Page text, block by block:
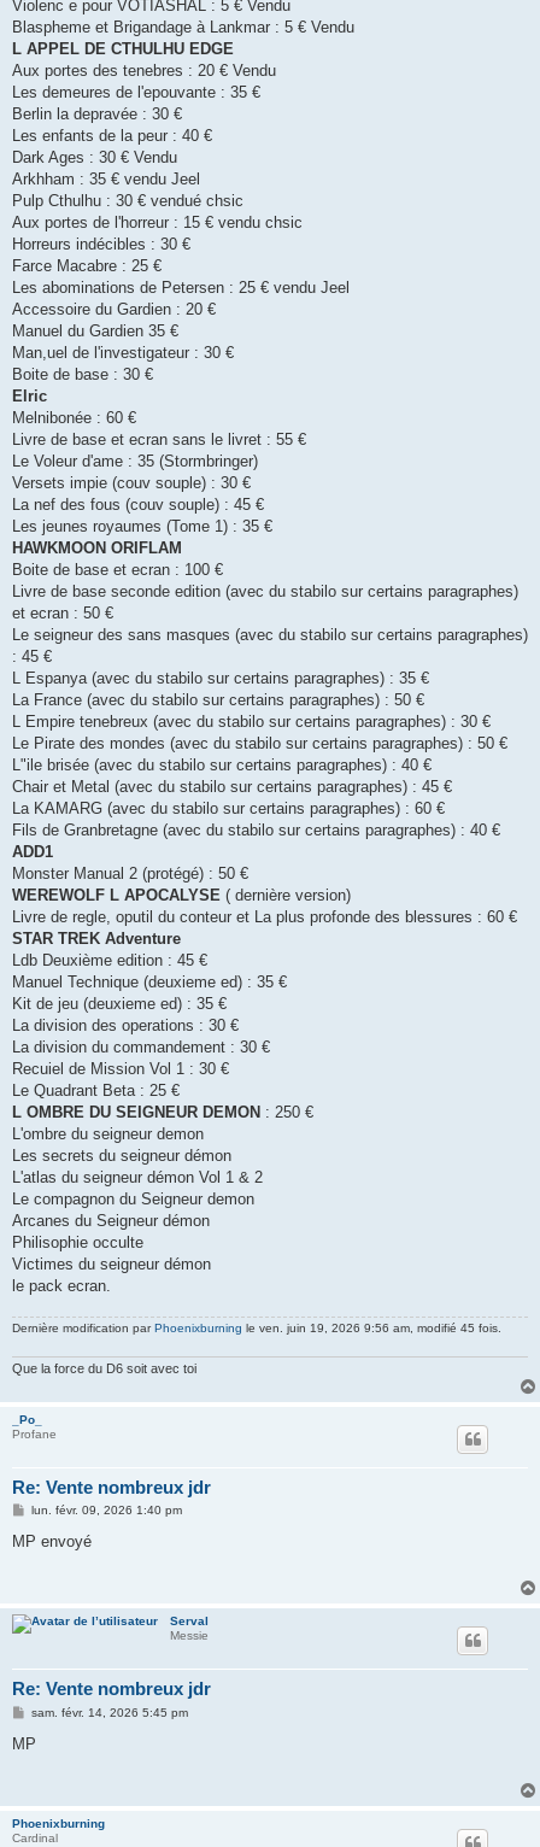
Violenc e pour VOTIASHAL : 5 € Vendu
Blaspheme et Brigandage à Lankmar : 5 € Vendu
L APPEL DE CTHULHU EDGE
Aux portes des tenebres : 20 € Vendu
Les demeures de l'epouvante : 35 €
Berlin la depravée : 30 €
Les enfants de la peur : 40 €
Dark Ages : 30 € Vendu
Arkhham : 35 € vendu Jeel
Pulp Cthulhu : 30 € vendué chsic
Aux portes de l'horreur : 15 € vendu chsic
Horreurs indécibles : 30 €
Farce Macabre : 25 €
Les abominations de Petersen : 25 € vendu Jeel
Accessoire du Gardien : 20 €
Manuel du Gardien 35 €
Man,uel de l'investigateur : 30 €
Boite de base : 30 €
Elric
Melnibonée : 60 €
Livre de base et ecran sans le livret : 55 €
Le Voleur d'ame : 35 (Stormbringer)
Versets impie (couv souple) : 30 €
La nef des fous (couv souple) : 45 €
Les jeunes royaumes (Tome 1) : 35 €
HAWKMOON ORIFLAM
Boite de base et ecran : 100 €
Livre de base seconde edition (avec du stabilo sur certains paragraphes)
et ecran : 50 €
Le seigneur des sans masques (avec du stabilo sur certains paragraphes)
: 45 €
L Espanya (avec du stabilo sur certains paragraphes) : 35 €
La France (avec du stabilo sur certains paragraphes) : 50 €
L Empire tenebreux (avec du stabilo sur certains paragraphes) : 30 €
Le Pirate des mondes (avec du stabilo sur certains paragraphes) : 50 €
L"ile brisée (avec du stabilo sur certains paragraphes) : 40 €
Chair et Metal (avec du stabilo sur certains paragraphes) : 45 €
La KAMARG (avec du stabilo sur certains paragraphes) : 60 €
Fils de Granbretagne (avec du stabilo sur certains paragraphes) : 40 €
ADD1
Monster Manual 2 (protégé) : 50 €
WEREWOLF L APOCALYSE ( dernière version)
Livre de regle, oputil du conteur et La plus profonde des blessures : 60 €
STAR TREK Adventure
Ldb Deuxième edition : 45 €
Manuel Technique (deuxieme ed) : 35 €
Kit de jeu (deuxieme ed) : 35 €
La division des operations : 30 €
La division du commandement : 30 €
Recuiel de Mission Vol 1 : 30 €
Le Quadrant Beta : 25 €
L OMBRE DU SEIGNEUR DEMON : 250 €
L'ombre du seigneur demon
Les secrets du seigneur démon
L'atlas du seigneur démon Vol 1 & 2
Le compagnon du Seigneur demon
Arcanes du Seigneur démon
Philisophie occulte
Victimes du seigneur démon
le pack ecran.
Dernière modification parPhoenixburning le ven. juin 19, 2026 9:56 am, modifié 45 fois.
Que la force du D6 soit avec toi
_Po_
Profane
Re: Vente nombreux jdr
M
s
lun. févr. 09, 2026 1:40 pm
MP envoyé
Serval
Messie
Re: Vente nombreux jdr
M
s
sam. févr. 14, 2026 5:45 pm
MP
Phoenixburning
Cardinal